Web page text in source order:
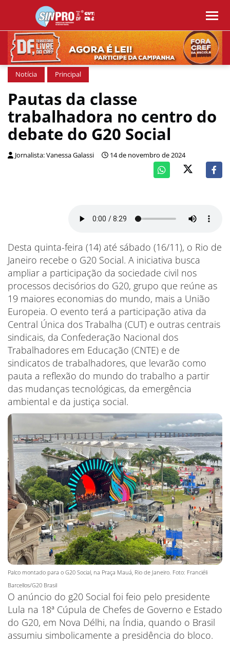
Notícia Principal
Pautas da classe
trabalhadora no centro do
debate do G20 Social
Jornalista: Vanessa Galassi 14 de novembro de 2024
Desta quinta-feira (14) até sábado (16/11), o Rio de
Janeiro recebe o G20 Social. A iniciativa busca
ampliar a participação da sociedade civil nos
processos decisórios do G20, grupo que reúne as
19 maiores economias do mundo, mais a União
Europeia. O evento terá a participação ativa da
Central Única dos Trabalha (CUT) e outras centrais
sindicais, da Confederação Nacional dos
Trabalhadores em Educação (CNTE) e de
sindicatos de trabalhadores, que levarão como
pauta a reflexão do mundo do trabalho a partir
das mudanças tecnológicas, da emergência
ambiental e da justiça social.
Palco montado para o G20 Social, na Praça Mauá, Rio de Janeiro. Foto: Franciéli
Barcellos/G20 Brasil
O anúncio do g20 Social foi feio pelo presidente
Lula na 18ª Cúpula de Chefes de Governo e Estado
do G20, em Nova Délhi, na Índia, quando o Brasil
assumiu simbolicamente a presidência do bloco.